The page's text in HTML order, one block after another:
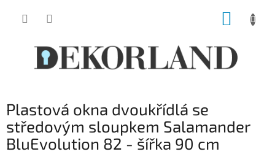
Plastová okna dvoukřídlá se
středovým sloupkem Salamander
BluEvolution 82 - šířka 90 cm